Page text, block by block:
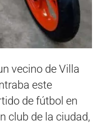
vecino de Villa
este
de fútbol en
club de la ciudad,